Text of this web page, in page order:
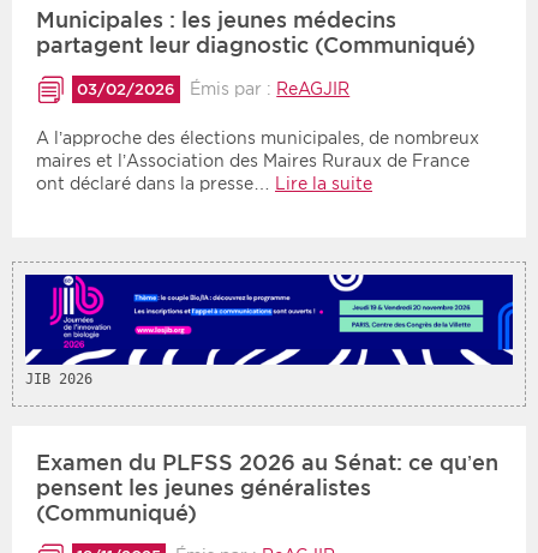
Période
Municipales : les jeunes médecins
partagent leur diagnostic (Communiqué)
03/02/2026 Émis par : ReAGJIR
A l’approche des élections municipales, de nombreux
maires et l’Association des Maires Ruraux de France
ont déclaré dans la presse… Lire la suite
JIB 2026
Examen du PLFSS 2026 au Sénat: ce qu’en
pensent les jeunes généralistes
(Communiqué)